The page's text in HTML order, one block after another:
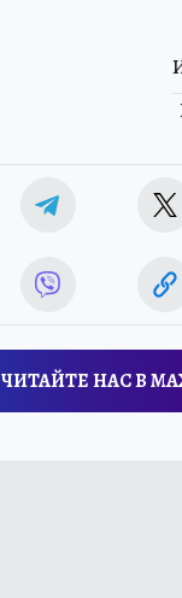
ЧИТАЙТЕ НАС В